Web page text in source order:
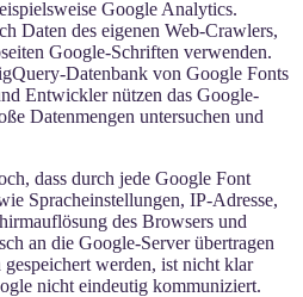
Google Analytics.
Daten des eigenen Web-Crawlers,
Google-Schriften verwenden.
Datenbank von Google Fonts
Entwickler nützen das Google-
Datenmengen untersuchen und
dass durch jede Google Font
Spracheinstellungen, IP-Adresse,
des Browsers und
an die Google-Server übertragen
werden, ist nicht klar
nicht eindeutig kommuniziert.